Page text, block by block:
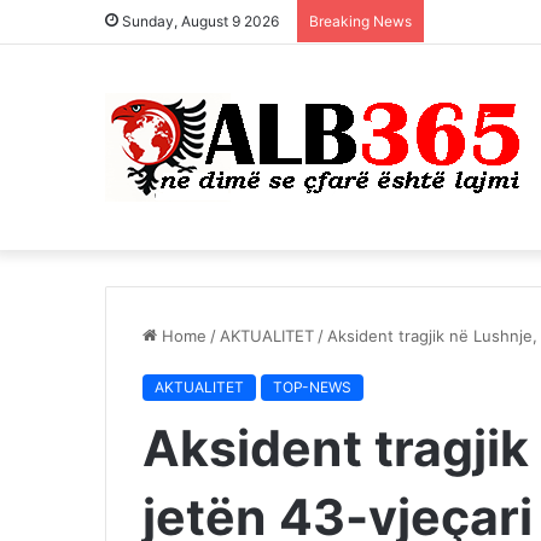
Sunday, August 9 2026 Breaking News
Home / AKTUALITET / Aksident tragjik në
AKTUALITET TOP-NEWS
Aksident tragjik
jetën 43-vjeçari